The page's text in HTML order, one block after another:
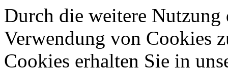
Durch die weitere Nutzung
Verwendung von Cookies
Cookies erhalten Sie in